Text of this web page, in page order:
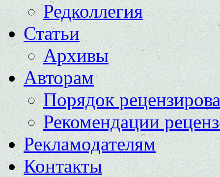
Редколлегия
Статьи
Архивы
Авторам
Порядок
Рекомендации
Рекламодателям
Контакты